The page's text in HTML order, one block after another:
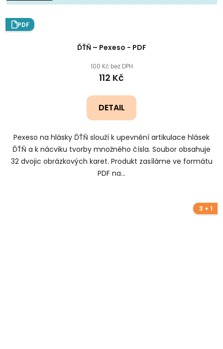
PDF
ĎŤŇ – Pexeso - PDF
100 Kč bez DPH
112 Kč
DETAIL
Pexeso na hlásky ĎŤŇ slouží k upevnění artikulace hlásek
ĎŤŇ a k nácviku tvorby množného čísla. Soubor obsahuje
32 dvojic obrázkových karet. Produkt zasíláme ve formátu
PDF na...
3 + 1